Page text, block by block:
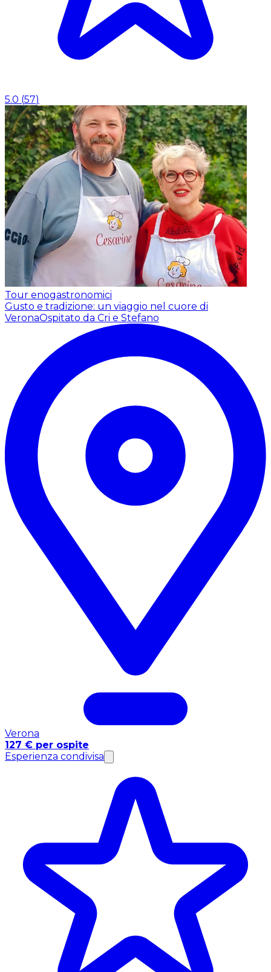
5.0 (57)
Tour enogastronomici
Gusto e tradizione: un viaggio nel cuore di
VeronaOspitato da Cri e Stefano
Verona
127 € per ospite
Esperienza condivisa